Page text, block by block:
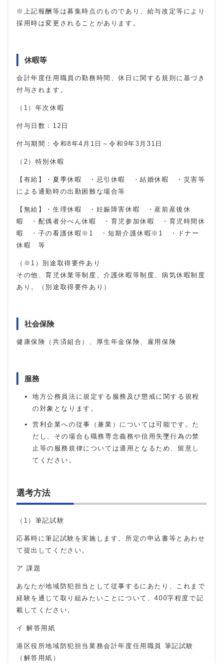
※上記報酬等は募集時点のものであり、給与改定等により
採用時は変更されることがあります。
休暇等
会計年度任用職員の勤務時間、休日に関する規則に基づき
付与されます。
（1）年次休暇
付与日数：12日
付与期間：令和8年4月1日～令和9年3月31日
（2）特別休暇
【有給】・夏季休暇 ・忌引休暇 ・結婚休暇 ・災害等
による通勤時の出勤困難な場合等
【無給】・生理休暇 ・妊娠障害休暇 ・産前産後休
暇 ・配偶者分べん休暇 ・育児参加休暇 ・育児時間休
暇 ・子の看護休暇※1 ・短期介護休暇※1 ・ドナー
休暇 等
（※1）別途取得要件あり
その他、育児休業等制度、介護休暇等制度、病気休暇制度
あり。（別途取得要件あり）
社会保険
健康保険（共済組合）、厚生年金保険、雇用保険
服務
地方公務員法に規定する服務及び懲戒に関する規程
の対象となります。
営利企業への従事（兼業）については可能です。た
だし、その場合も職務専念義務や信用失墜行為の禁
止等の服務規律については適用となるため、留意し
てください。
選考方法
（1）筆記試験
応募時に筆記試験を実施します。所定の申込書等とあわせ
て提出してください。
ア 課題
あなたが地域防犯担当として従事するにあたり、これまで
経験を通じて取り組みたいことについて、400字程度で記
載してください。
イ 解答用紙
港区役所地域防犯担当業務会計年度任用職員 筆記試験
（解答用紙）